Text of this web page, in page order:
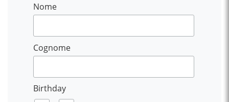
Nome
Cognome
Birthday